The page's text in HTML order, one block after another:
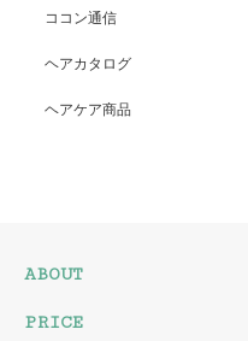
ココン通信
ヘアカタログ
ヘアケア商品
ABOUT
PRICE